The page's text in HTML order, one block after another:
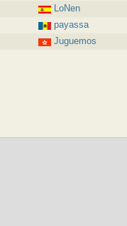
LoNen
payassa
Juguemos